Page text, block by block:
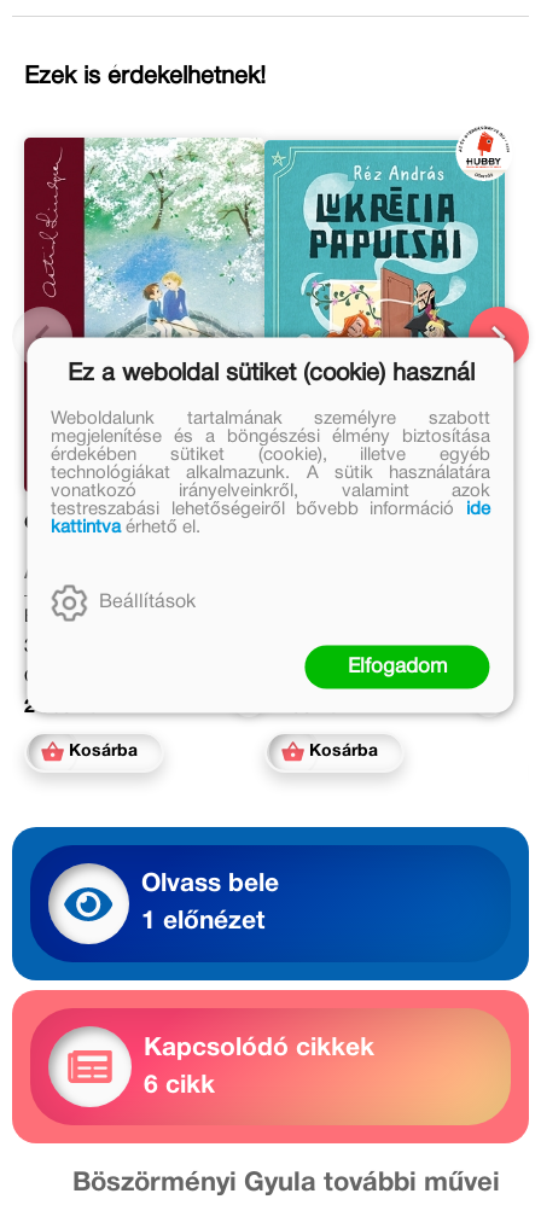
Ezek is érdekelhetnek!
Oroszlánszívű testvérek
Astrid Lindgren
Eredeti ár:
3 499 Ft
Online ár:
2 869 Ft
Kosárba
2 999 Ft
Online ár:
Kosárba
Olvass bele
1 előnézet
Kapcsolódó cikkek
6 cikk
Böszörményi Gyula további művei
Ez a weboldal sütiket (cookie) használ
Weboldalunk tartalmának személyre szabott
megjelenítése és a böngészési élmény biztosítása
érdekében sütiket (cookie), illetve egyéb
technológiákat alkalmazunk. A sütik használatára
vonatkozó irányelveinkről, valamint azok
testreszabási lehetőségeiről bővebb információ
ide
kattintvaérhető el.
Beállítások
Elfogadom